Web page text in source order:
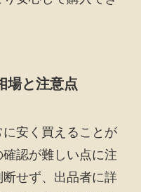
場と注意点
安く買えることが
認が難しい点に注
せず、出品者に詳